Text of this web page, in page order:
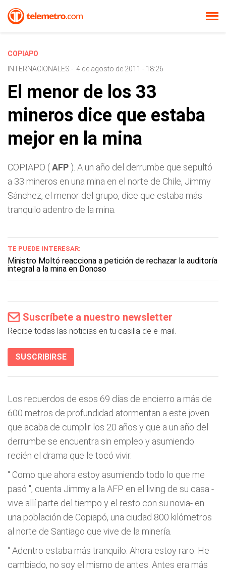
COPIAPO
INTERNACIONALES - 4 de agosto de 2011 - 18:26
El menor de los 33
mineros dice que estaba
mejor en la mina
COPIAPO (AFP ). A un año del derrumbe que sepultó
a 33 mineros en una mina en el norte de Chile, Jimmy
Sánchez, el menor del grupo, dice que estaba más
tranquilo adentro de la mina.
TE PUEDE INTERESAR:
Ministro Moltó reacciona a petición de rechazar la auditoría
integral a la mina en Donoso
Suscríbete a nuestro newsletter
Recibe todas las noticias en tu casilla de e-mail.
SUSCRIBIRSE
Los recuerdos de esos 69 días de encierro a más de
600 metros de profundidad atormentan a este joven
que acaba de cumplir los 20 años y que a un año del
derrumbe se encuentra sin empleo y asumiendo
recién el drama que le tocó vivir.
" Como que ahora estoy asumiendo todo lo que me
pasó ", cuenta Jimmy a la AFP en el living de su casa -
vive allí parte del tiempo y el resto con su novia- en
una población de Copiapó, una ciudad 800 kilómetros
al norte de Santiago que vive de la minería.
" Adentro estaba más tranquilo. Ahora estoy raro. He
cambiado, no soy el mismo de antes. Antes era más